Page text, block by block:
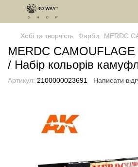
Хобі та творчість Фарби MERDC
MERDC
/ Набір кольорів
Артикул: 2100000023691 Написати